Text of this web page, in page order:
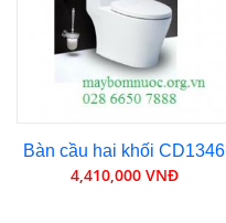
Bàn cầu hai khối CD1346
4,410,000 VNĐ